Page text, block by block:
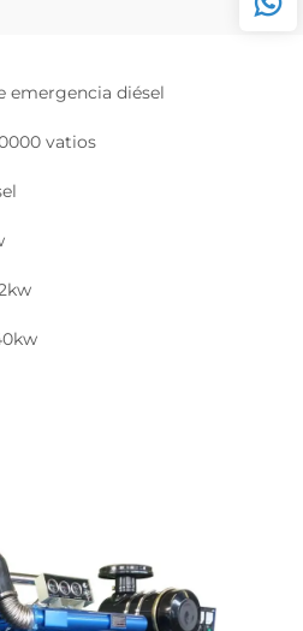
emergencia diésel
vatios